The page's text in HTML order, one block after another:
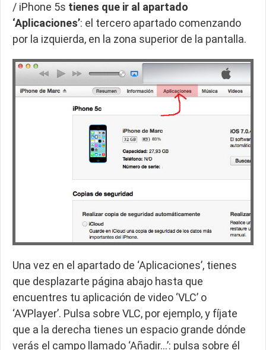
/ iPhone 5s tienes que ir al apartado
‘Aplicaciones’: el tercero apartado comenzando
por la izquierda, en la zona superior de la pantalla.
Una vez en el apartado de ‘Aplicaciones’, tienes
que desplazarte página abajo hasta que
encuentres tu aplicación de video ‘VLC’ o
‘AVPlayer’. Pulsa sobre VLC, por ejemplo, y fíjate
que a la derecha tienes un espacio grande dónde
verás el campo llamado ‘Añadir…’: pulsa sobre él